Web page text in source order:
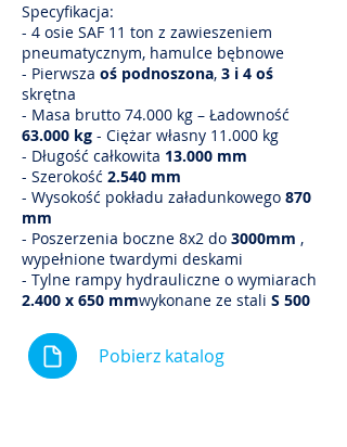
Specyfikacja:
- 4 osie SAF 11 ton z zawieszeniem
pneumatycznym, hamulce bębnowe
- Pierwsza oś podnoszona, 3 i 4 oś
skrętna
- Masa brutto 74.000 kg – Ładowność
63.000 kg - Ciężar własny 11.000 kg
- Długość całkowita 13.000 mm
- Szerokość 2.540 mm
- Wysokość pokładu załadunkowego 870
mm
- Poszerzenia boczne 8x2 do 3000mm ,
wypełnione twardymi deskami
- Tylne rampy hydrauliczne o wymiarach
2.400 x 650 mmwykonane ze stali S 500
Pobierz katalog